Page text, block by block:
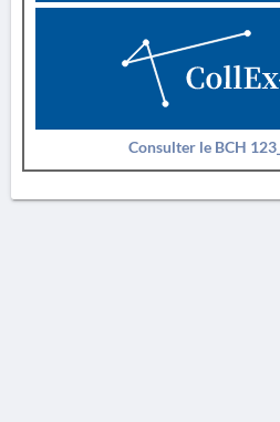
Consulter le BCH